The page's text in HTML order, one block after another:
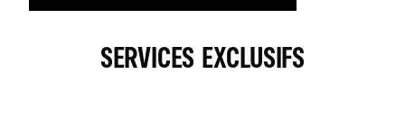
SERVICES EXCLUSIFS